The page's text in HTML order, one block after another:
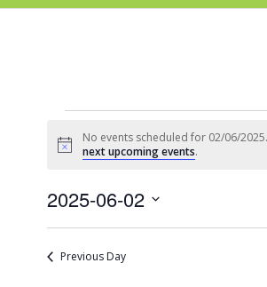
Notice
No events scheduled for 02/06/
next upcoming events.
2025-06-02
Previous Day